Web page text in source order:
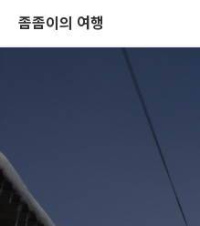
좀좀이의 여행